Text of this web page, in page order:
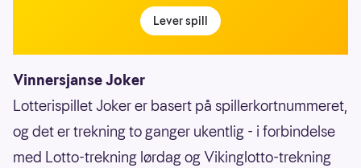
Lever spill
Vinnersjanse Joker
Lotterispillet Joker er basert på spillerkortnummeret,
og det er trekning to ganger ukentlig - i forbindelse
med Lotto-trekning lørdag og Vikinglotto-trekning